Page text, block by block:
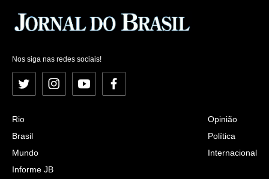
Nos siga nas redes sociais!
Twitter InstagramYouTubeFacebook
Rio
Brasil
Mundo
Informe JB
Opinião
Política
Internacional